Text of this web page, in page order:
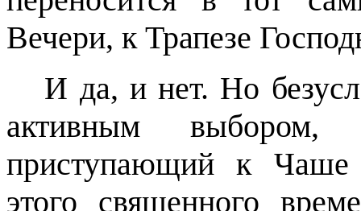
Вечери, к Трапезе
И да, и нет. Но
активным выбором,
приступающий к Чаше
этого священного